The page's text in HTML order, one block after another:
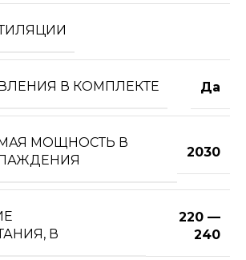
В КОМПЛЕКТЕ Да
МОЩНОСТЬ В
2030
В
220 —
240